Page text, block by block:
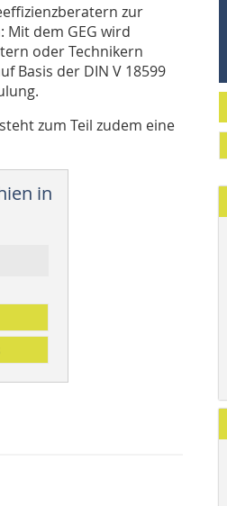
zur
dem GEG wird
oder Technikern
Basis der DIN V 18599
zum Teil zudem eine
in